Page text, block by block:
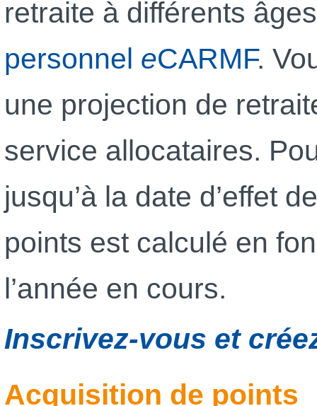
retraite à différents
personnel eCARMF.
une projection de
service allocataires.
jusqu’à la date d’effet
points est calculé en
l’année en cours.
Inscrivez-vous et
Acquisition de points